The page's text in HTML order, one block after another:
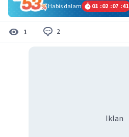
Habis dalam
01 :02 :07 :41
1 2
Iklan